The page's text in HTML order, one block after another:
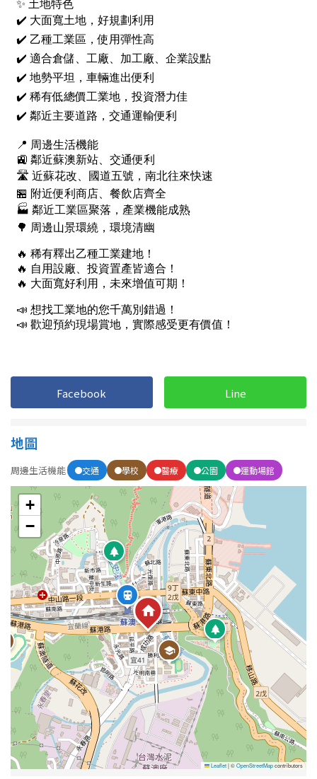
台南市
高雄市
澎湖縣
屏東縣
台東縣
花蓮縣
金門連江
60~70 坪
80坪以上
~
樓層
不拘
地下室
1樓 2樓
3樓
5~10樓
21樓以上
3房
4房 5房以上
屋齡
不拘
5 年以下
5-10 年 10-20 年
20-30 年 30-40 年
40 年以上
售價
Facebook Line
地圖
周邊生活機能 交通 學校 醫療 公園 運動場館
+
−
Leaflet|©OpenStreetMapcontributors